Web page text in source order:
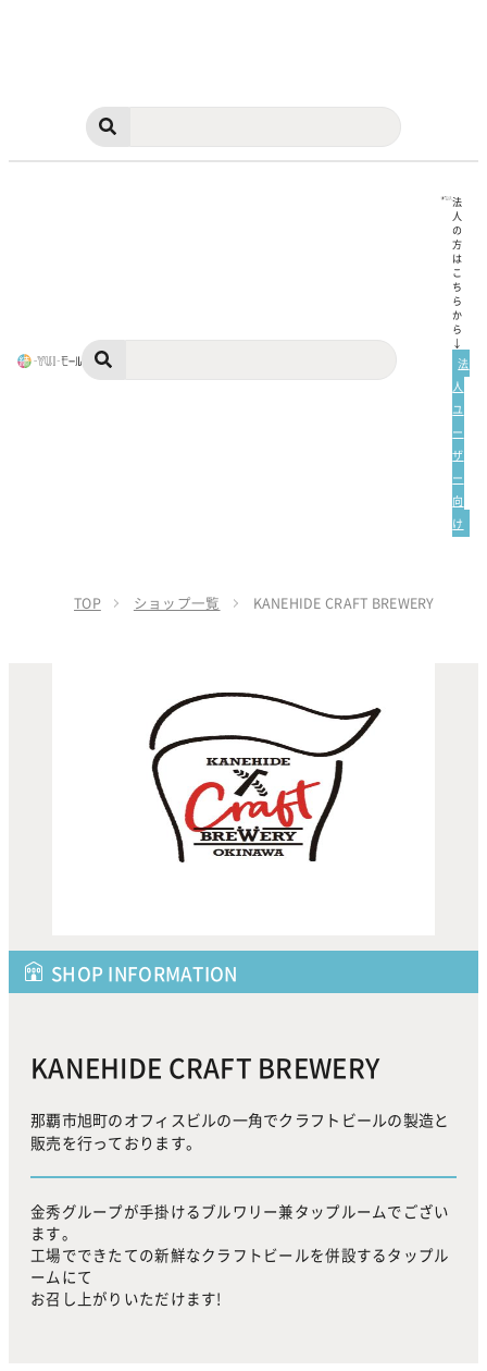
法
人
の
方
は
こ
ち
ら
か
ら
↓
法
人
ユ
ー
ザ
ー
向
け
TOP ショップ一覧 KANEHIDE CRAFT BREWERY
SHOP INFORMATION
KANEHIDE CRAFT BREWERY
那覇市旭町のオフィスビルの一角でクラフトビールの製造と
販売を行っております。
金秀グループが手掛けるブルワリー兼タップルームでござい
ます。
工場でできたての新鮮なクラフトビールを併設するタップル
ームにて
お召し上がりいただけます!